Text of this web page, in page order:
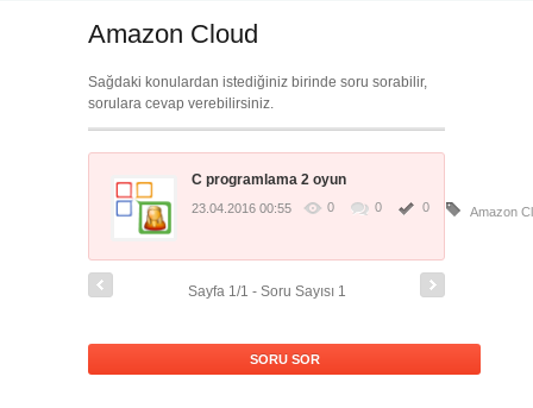
Amazon Cloud
Sağdaki konulardan istediğiniz birinde soru sorabilir,
sorulara cevap verebilirsiniz.
C programlama 2 oyun
23.04.2016 00:55 0 0 0 Amazon
Sayfa 1/1 - Soru Sayısı 1
SORU SOR